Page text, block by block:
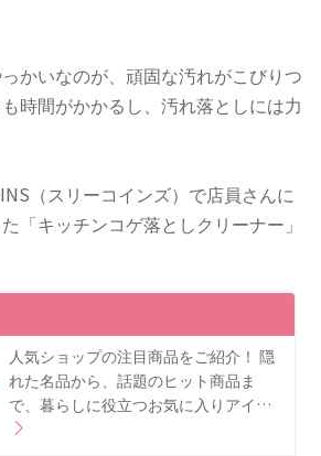
かいなのが、頑固な汚れがこびりつ
時間がかかるし、汚れ落としには力
（スリーコインズ）で店員さんに
「キッチンコゲ落としクリーナー」
人気ショップの注目商品をご紹介！ 隠
れた名品から、話題のヒット商品ま
で、暮らしに役立つお気に入りアイ…